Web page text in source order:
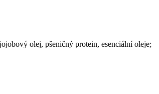
olej, pšeničný protein, esenciální oleje;